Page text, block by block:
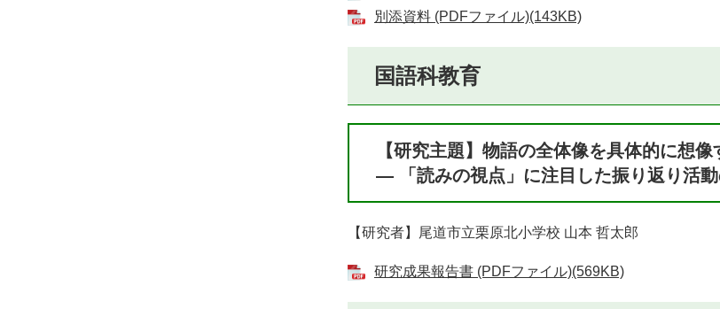
別添資料 (PDFファイル)(143KB)
国語科教育
【研究主題】物語の全体像を具体的に想
― 「読みの視点」に注目した振り返り活
【研究者】尾道市立栗原北小学校 山本 哲太郎
研究成果報告書 (PDFファイル)(569KB)